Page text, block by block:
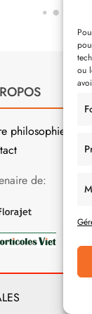
ou
philosophie
de: